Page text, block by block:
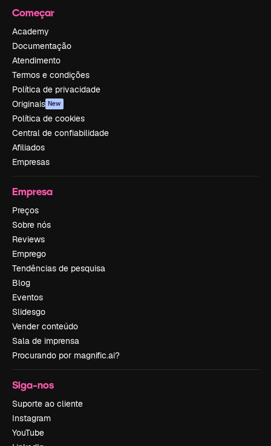
Começar
Academy
Documentação
Atendimento
Termos e condições
Política de privacidade
Originais New
Política de cookies
Central de confiabilidade
Afiliados
Empresas
Empresa
Preços
Sobre nós
Reviews
Emprego
Tendências de pesquisa
Blog
Eventos
Slidesgo
Vender conteúdo
Sala de imprensa
Procurando por magnific.ai?
Siga-nos
Suporte ao cliente
Instagram
YouTube